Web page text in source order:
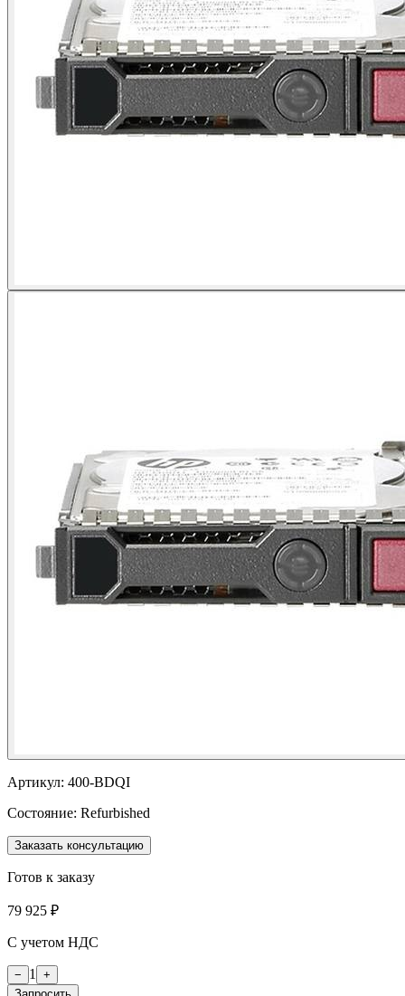
Артикул: 400-BDQI
Состояние: Refurbished
Заказать консультацию
Готов к заказу
79 925 ₽
С учетом НДС
− 1
+